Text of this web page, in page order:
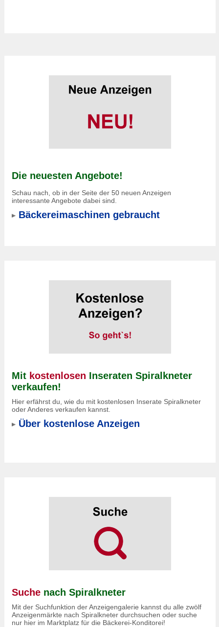
Die neuesten Angebote!
Schau nach, ob in der Seite der 50 neuen Anzeigen
interessante Angebote dabei sind.
Bäckereimaschinen gebraucht
Mit kostenlosen Inseraten Spiralkneter
verkaufen!
Hier erfährst du, wie du mit kostenlosen Inserate Spiralkneter
oder Anderes verkaufen kannst.
Über kostenlose Anzeigen
Suche nach Spiralkneter
Mit der Suchfunktion der Anzeigengalerie kannst du alle zwölf
Anzeigenmärkte nach Spiralkneter durchsuchen oder suche
nur hier im Marktplatz für die Bäckerei-Konditorei!